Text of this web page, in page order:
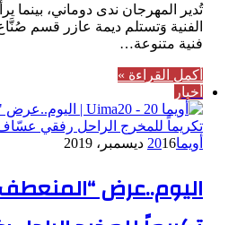
تُدير المهرجان ندى دوماني، بينما
الفنية وَتستلم ديمة عازر قسم
فنية متنوعة…
أكمل القراءة »
أخبار
أويما2016 ديسمبر، 2019
اليوم..عرض